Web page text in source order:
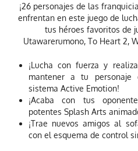
¡26 personajes de las
enfrentan en este juego de
tus héroes favoritos de
Utawarerumono, To Heart 2,
¡Lucha con fuerza y
mantener a tu
sistema Active Emotion!
¡Acaba con tus
potentes Splash Arts
¡Trae nuevos amigos al
con el esquema de control